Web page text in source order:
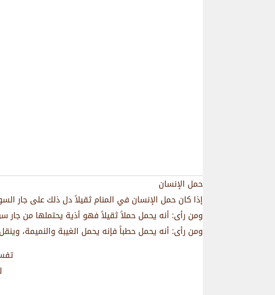
حمل الإنسان
إذا كان حمل الإنسان في المنام ثقيلاً دل ذلك على جار
ومن رأى: أنه يحمل حملاً ثقيلاً فهو أذية يحتملها من جار
ومن رأى: أنه يحمل حطباً فإنه يحمل الغيبة والنميمة،